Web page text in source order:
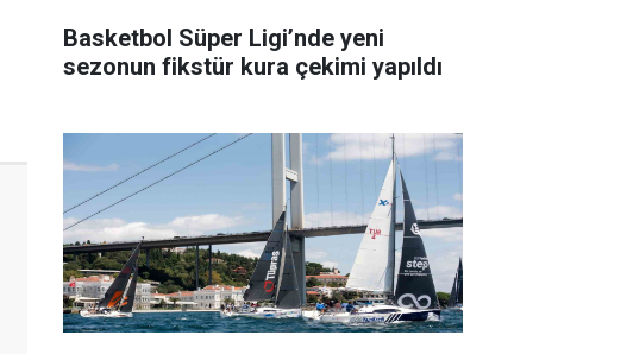
Basketbol Süper Ligi’nde yeni
sezonun fikstür kura çekimi yapıldı